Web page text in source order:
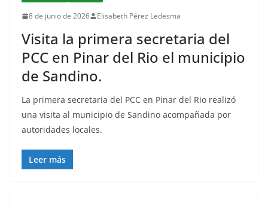
8 de junio de 2026 Elisabeth Pérez Ledesma
Visita la primera secretaria del
PCC en Pinar del Rio el municipio
de Sandino.
La primera secretaria del PCC en Pinar del Rio realizó
una visita al municipio de Sandino acompañada por
autoridades locales.
Leer más